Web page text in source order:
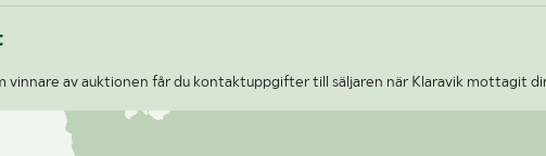
vinnare av auktionen får du kontaktuppgifter till säljaren när Klaravik mottagit